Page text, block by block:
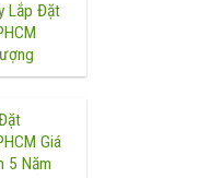
Lắp Đặt
Giá
5 Năm